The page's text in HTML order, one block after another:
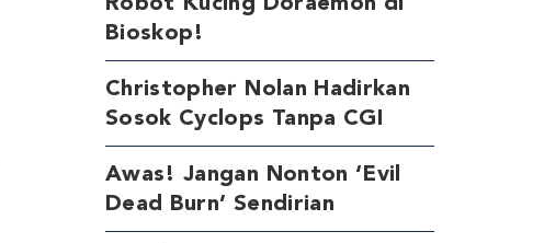
Robot Kucing Doraemon di
Bioskop!
Christopher Nolan Hadirkan
Sosok Cyclops Tanpa CGI
Awas! Jangan Nonton ‘Evil
Dead Burn’ Sendirian